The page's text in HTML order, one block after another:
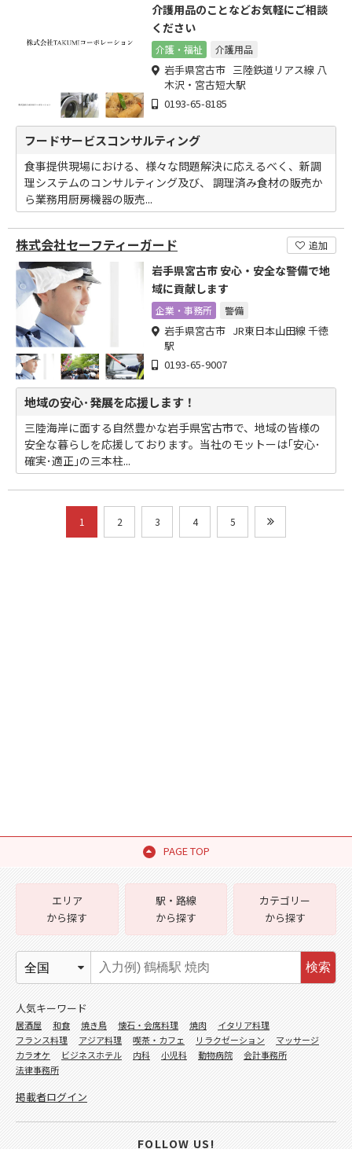
介護用品のことなどお気軽にご相談
ください
介護・福祉 介護用品
岩手県宮古市 三陸鉄道リアス線 八
木沢・宮古短大駅
0193-65-8185
フードサービスコンサルティング
食事提供現場における、様々な問題解決に応えるべく、新調
理システムのコンサルティング及び、 調理済み食材の販売か
ら業務用厨房機器の販売...
株式会社セーフティーガード 追加
岩手県宮古市 安心・安全な警備で地
域に貢献します
企業・事務所 警備
岩手県宮古市 JR東日本山田線 千徳
駅
0193-65-9007
地域の安心･発展を応援します！
三陸海岸に面する自然豊かな岩手県宮古市で、地域の皆様の
安全な暮らしを応援しております。当社のモットーは｢安心･
確実･適正｣の三本柱...
1 2 3 4 5
PAGE TOP
エリア
から探す
駅・路線
から探す
カテゴリー
から探す
検索
人気キーワード
居酒屋 和食 焼き鳥 懐石・会席料理 焼肉
イタリア料理
フランス料理
アジア料理 喫茶・カフェ リラクゼーション
マッサージ
カラオケ
ビジネスホテル 内科 小児科 動物病院
会計事務所
法律事務所
掲載者ログイン
FOLLOW US!